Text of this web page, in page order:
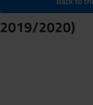
2020)